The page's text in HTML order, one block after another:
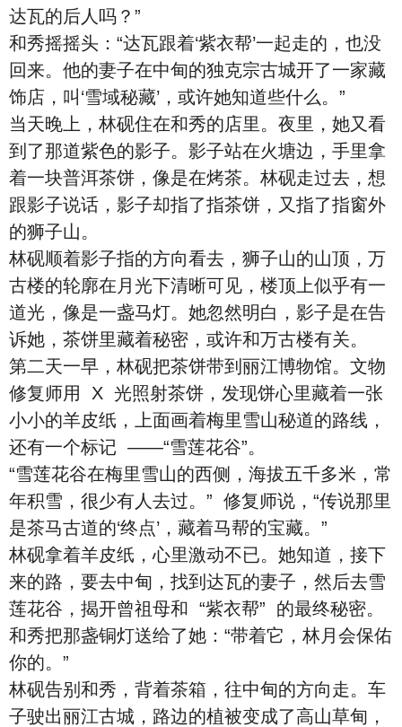
达瓦的后人吗？”
和秀摇摇头：“达瓦跟着‘紫衣帮’一起走的，也没
回来。他的妻子在中甸的独克宗古城开了一家藏
饰店，叫‘雪域秘藏’，或许她知道些什么。”
当天晚上，林砚住在和秀的店里。夜里，她又看
到了那道紫色的影子。影子站在火塘边，手里拿
着一块普洱茶饼，像是在烤茶。林砚走过去，想
跟影子说话，影子却指了指茶饼，又指了指窗外
的狮子山。
林砚顺着影子指的方向看去，狮子山的山顶，万
古楼的轮廓在月光下清晰可见，楼顶上似乎有一
道光，像是一盏马灯。她忽然明白，影子是在告
诉她，茶饼里藏着秘密，或许和万古楼有关。
第二天一早，林砚把茶饼带到丽江博物馆。文物
修复师用 X 光照射茶饼，发现饼心里藏着一张
小小的羊皮纸，上面画着梅里雪山秘道的路线，
还有一个标记 ——“雪莲花谷”。
“雪莲花谷在梅里雪山的西侧，海拔五千多米，常
年积雪，很少有人去过。” 修复师说，“传说那里
是茶马古道的‘终点’，藏着马帮的宝藏。”
林砚拿着羊皮纸，心里激动不已。她知道，接下
来的路，要去中甸，找到达瓦的妻子，然后去雪
莲花谷，揭开曾祖母和 “紫衣帮” 的最终秘密。
和秀把那盏铜灯送给了她：“带着它，林月会保佑
你的。”
林砚告别和秀，背着茶箱，往中甸的方向走。车
子驶出丽江古城，路边的植被变成了高山草甸，